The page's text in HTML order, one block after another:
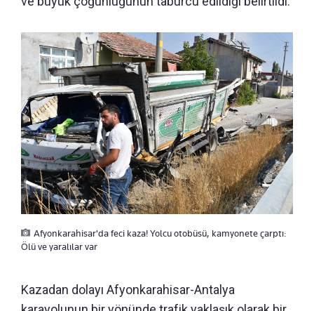
Afyonkarahisar'da feci kaza! Yolcu otobüsü, kamyonete çarptı:
Ölü ve yaralılar var
Kazadan dolayı Afyonkarahisar-Antalya